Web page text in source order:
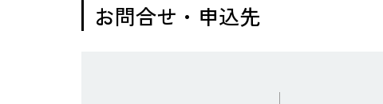
お問合せ・申込先